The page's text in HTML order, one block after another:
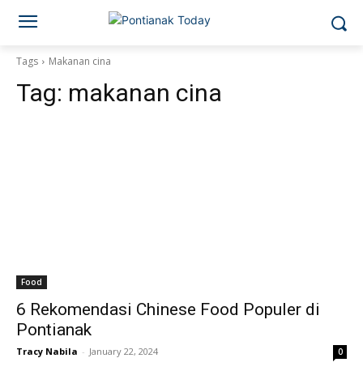
Tags Makanan cina
Tag: makanan cina
Food
6 Rekomendasi Chinese Food Populer di
Pontianak
Tracy Nabila - January 22, 2024 0